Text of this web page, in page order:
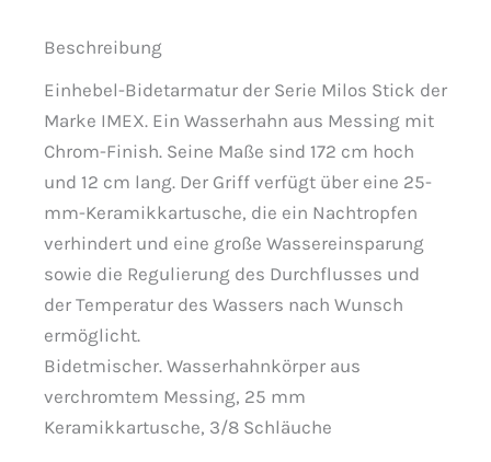
Beschreibung
Einhebel-Bidetarmatur der Serie Milos Stick der
Marke IMEX. Ein Wasserhahn aus Messing mit
Chrom-Finish. Seine Maße sind 172 cm hoch
und 12 cm lang. Der Griff verfügt über eine 25-
mm-Keramikkartusche, die ein Nachtropfen
verhindert und eine große Wassereinsparung
sowie die Regulierung des Durchflusses und
der Temperatur des Wassers nach Wunsch
ermöglicht.
Bidetmischer. Wasserhahnkörper aus
verchromtem Messing, 25 mm
Keramikkartusche, 3/8 Schläuche